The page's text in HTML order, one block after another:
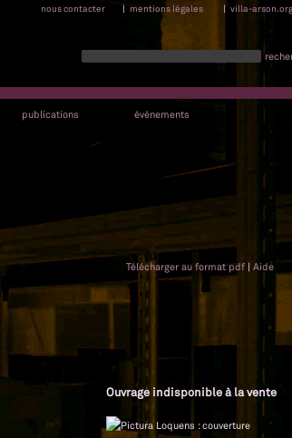
nous contacter | mentions légales | villa-arson.org
publications événements
Télécharger au format pdf | Aide
Ouvrage indisponible à la vente